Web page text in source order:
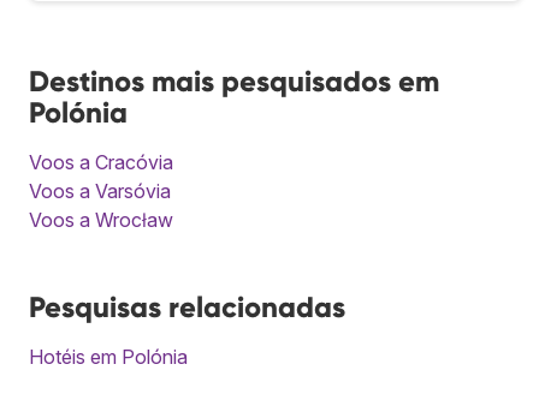
Destinos mais pesquisados em
Polónia
Voos a Cracóvia
Voos a Varsóvia
Voos a Wrocław
Pesquisas relacionadas
Hotéis em Polónia